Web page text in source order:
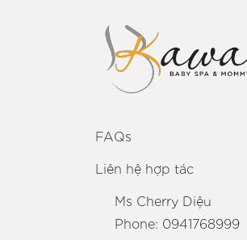
FAQs
Liên hệ hợp tác
Ms Cherry Diệu
Phone: 0941768999